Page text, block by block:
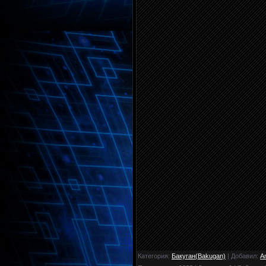
Категория: Бакуган(Bakugan) | Добавил: